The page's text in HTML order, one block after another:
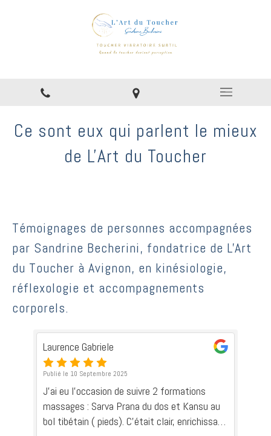
Ce sont eux qui parlent le mieux
de L'Art du Toucher
Témoignages de personnes accompagnées
par Sandrine Becherini, fondatrice de L'Art
du Toucher à Avignon, en kinésiologie,
réflexologie et accompagnements
corporels.
Laurence Gabriele
Publié le 10 Septembre 2025
J’ai eu l’occasion de suivre 2 formations
massages : Sarva Prana du dos et Kansu au
bol tibétain ( pieds). C’était clair, enrichissant